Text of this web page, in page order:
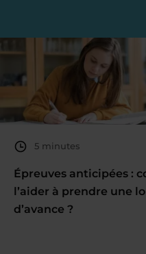
5 minutes
Épreuves anticipées :
l’aider à prendre une
d’avance ?